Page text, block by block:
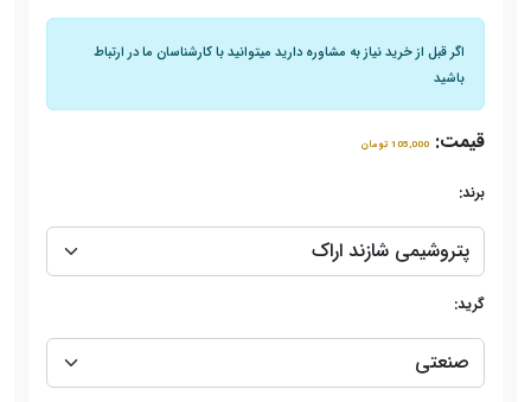
اگر قبل از خرید نیاز به مشاوره دارید میتوانید با کارشناسان ما در ارتباط
باشید
قیمت: 105,000 تومان
برند:
گرید: